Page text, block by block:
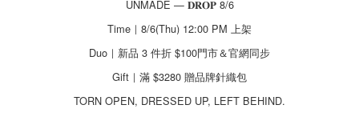
UNMADE — 𝐃𝐑𝐎𝐏 8/6
Time｜8/6(Thu) 12:00 PM 上架
Duo｜新品 3 件折 $100門市＆官網同步
Gift｜滿 $3280 贈品牌針織包
TORN OPEN, DRESSED UP, LEFT BEHIND.